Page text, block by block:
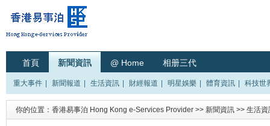
首頁 新聞資訊 @ Home 相册三代
重大事件 新聞報道 生活資訊 財經報道 明星娛樂 體育資訊 科技世
你的位置： 香港易事泊 Hong Kong e-Services Provider >> 新聞資訊 >> 生活資